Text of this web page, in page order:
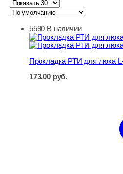
Прокладка РТИ для люка
5590 В наличии
Прокладка РТИ для люка
173,00 руб.